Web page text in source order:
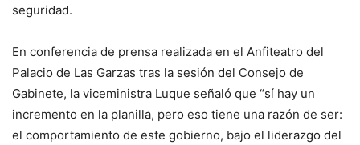
seguridad.
En conferencia de prensa realizada en el Anfiteatro del
Palacio de Las Garzas tras la sesión del Consejo de
Gabinete, la viceministra Luque señaló que “sí hay un
incremento en la planilla, pero eso tiene una razón de ser:
el comportamiento de este gobierno, bajo el liderazgo del